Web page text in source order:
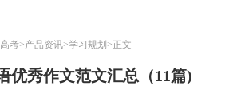
高考>产品资讯>学习规划 >正文
优秀作文范文汇总（11篇)